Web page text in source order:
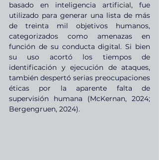
basado en inteligencia artificial, fue
utilizado para generar una lista de más
de treinta mil objetivos humanos,
categorizados como amenazas en
función de su conducta digital. Si bien
su uso acortó los tiempos de
identificación y ejecución de ataques,
también despertó serias preocupaciones
éticas por la aparente falta de
supervisión humana (McKernan, 2024;
Bergengruen, 2024).